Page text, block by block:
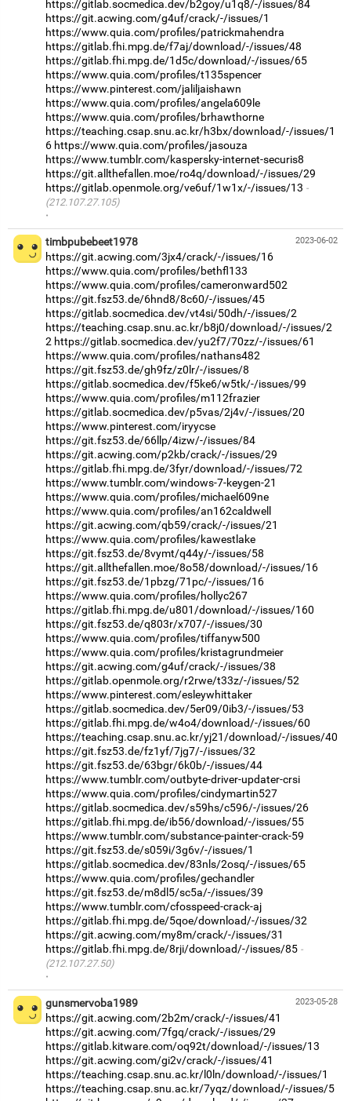
https://gitlab.socmedica.dev/b2goy/u1q8/-/issues/84
https://git.acwing.com/g4uf/crack/-/issues/1
https://www.quia.com/profiles/patrickmahendra
https://gitlab.fhi.mpg.de/f7aj/download/-/issues/48
https://gitlab.fhi.mpg.de/1d5c/download/-/issues/65
https://www.quia.com/profiles/t135spencer
https://www.pinterest.com/jaliljaishawn
https://www.quia.com/profiles/angela609le
https://www.quia.com/profiles/brhawthorne
https://teaching.csap.snu.ac.kr/h3bx/download/-/issues/1
6 https://www.quia.com/profiles/jasouza
https://www.tumblr.com/kaspersky-internet-securis8
https://git.allthefallen.moe/ro4q/download/-/issues/29
https://gitlab.openmole.org/ve6uf/1w1x/-/issues/13
(212.107.27.105)
·
2023-06-02
timbpubebeet1978
https://git.acwing.com/3jx4/crack/-/issues/16
https://www.quia.com/profiles/bethfl133
https://www.quia.com/profiles/cameronward502
https://git.fsz53.de/6hnd8/8c60/-/issues/45
https://gitlab.socmedica.dev/vt4si/50dh/-/issues/2
https://teaching.csap.snu.ac.kr/b8j0/download/-/issues/2
2 https://gitlab.socmedica.dev/yu2f7/70zz/-/issues/61
https://www.quia.com/profiles/nathans482
https://git.fsz53.de/gh9fz/z0lr/-/issues/8
https://gitlab.socmedica.dev/f5ke6/w5tk/-/issues/99
https://www.quia.com/profiles/m112frazier
https://gitlab.socmedica.dev/p5vas/2j4v/-/issues/20
https://www.pinterest.com/iryycse
https://git.fsz53.de/66llp/4izw/-/issues/84
https://git.acwing.com/p2kb/crack/-/issues/29
https://gitlab.fhi.mpg.de/3fyr/download/-/issues/72
https://www.tumblr.com/windows-7-keygen-21
https://www.quia.com/profiles/michael609ne
https://www.quia.com/profiles/an162caldwell
https://git.acwing.com/qb59/crack/-/issues/21
https://www.quia.com/profiles/kawestlake
https://git.fsz53.de/8vymt/q44y/-/issues/58
https://git.allthefallen.moe/8o58/download/-/issues/16
https://git.fsz53.de/1pbzg/71pc/-/issues/16
https://www.quia.com/profiles/hollyc267
https://gitlab.fhi.mpg.de/u801/download/-/issues/160
https://git.fsz53.de/q803r/x707/-/issues/30
https://www.quia.com/profiles/tiffanyw500
https://www.quia.com/profiles/kristagrundmeier
https://git.acwing.com/g4uf/crack/-/issues/38
https://gitlab.openmole.org/r2rwe/t33z/-/issues/52
https://www.pinterest.com/esleywhittaker
https://gitlab.socmedica.dev/5er09/0ib3/-/issues/53
https://gitlab.fhi.mpg.de/w4o4/download/-/issues/60
https://teaching.csap.snu.ac.kr/yj21/download/-/issues/40
https://git.fsz53.de/fz1yf/7jg7/-/issues/32
https://git.fsz53.de/63bgr/6k0b/-/issues/44
https://www.tumblr.com/outbyte-driver-updater-crsi
https://www.quia.com/profiles/cindymartin527
https://gitlab.socmedica.dev/s59hs/c596/-/issues/26
https://gitlab.fhi.mpg.de/ib56/download/-/issues/55
https://www.tumblr.com/substance-painter-crack-59
https://git.fsz53.de/s059i/3g6v/-/issues/1
https://gitlab.socmedica.dev/83nls/2osq/-/issues/65
https://www.quia.com/profiles/gechandler
https://git.fsz53.de/m8dl5/sc5a/-/issues/39
https://www.tumblr.com/cfosspeed-crack-aj
https://gitlab.fhi.mpg.de/5qoe/download/-/issues/32
https://git.acwing.com/my8m/crack/-/issues/31
https://gitlab.fhi.mpg.de/8rji/download/-/issues/85
(212.107.27.50)
·
2023-05-28
gunsmervoba1989
https://git.acwing.com/2b2m/crack/-/issues/41
https://git.acwing.com/7fgq/crack/-/issues/29
https://gitlab.kitware.com/oq92t/download/-/issues/13
https://git.acwing.com/gi2v/crack/-/issues/41
https://teaching.csap.snu.ac.kr/l0ln/download/-/issues/1
https://teaching.csap.snu.ac.kr/7yqz/download/-/issues/5